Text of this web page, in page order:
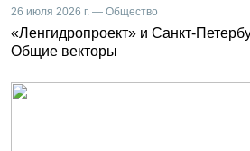
26 июля 2026 г. — Общество
«Ленгидропроект» и Санкт-
Общие векторы